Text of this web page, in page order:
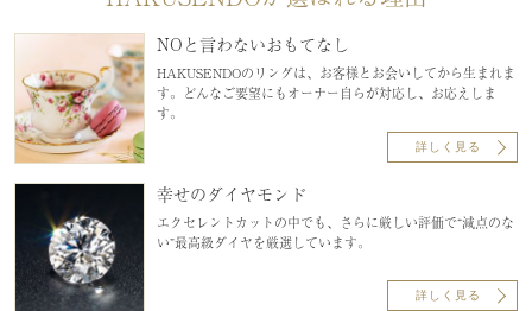
NOと言わないおもてなし
HAKUSENDOのリングは、お客様とお会いしてから生まれま
す。どんなご要望にもオーナー自らが対応し、お応えしま
す。
詳しく見る
幸せのダイヤモンド
エクセレントカットの中でも、さらに厳しい評価で“減点のな
い”最高級ダイヤを厳選しています。
詳しく見る